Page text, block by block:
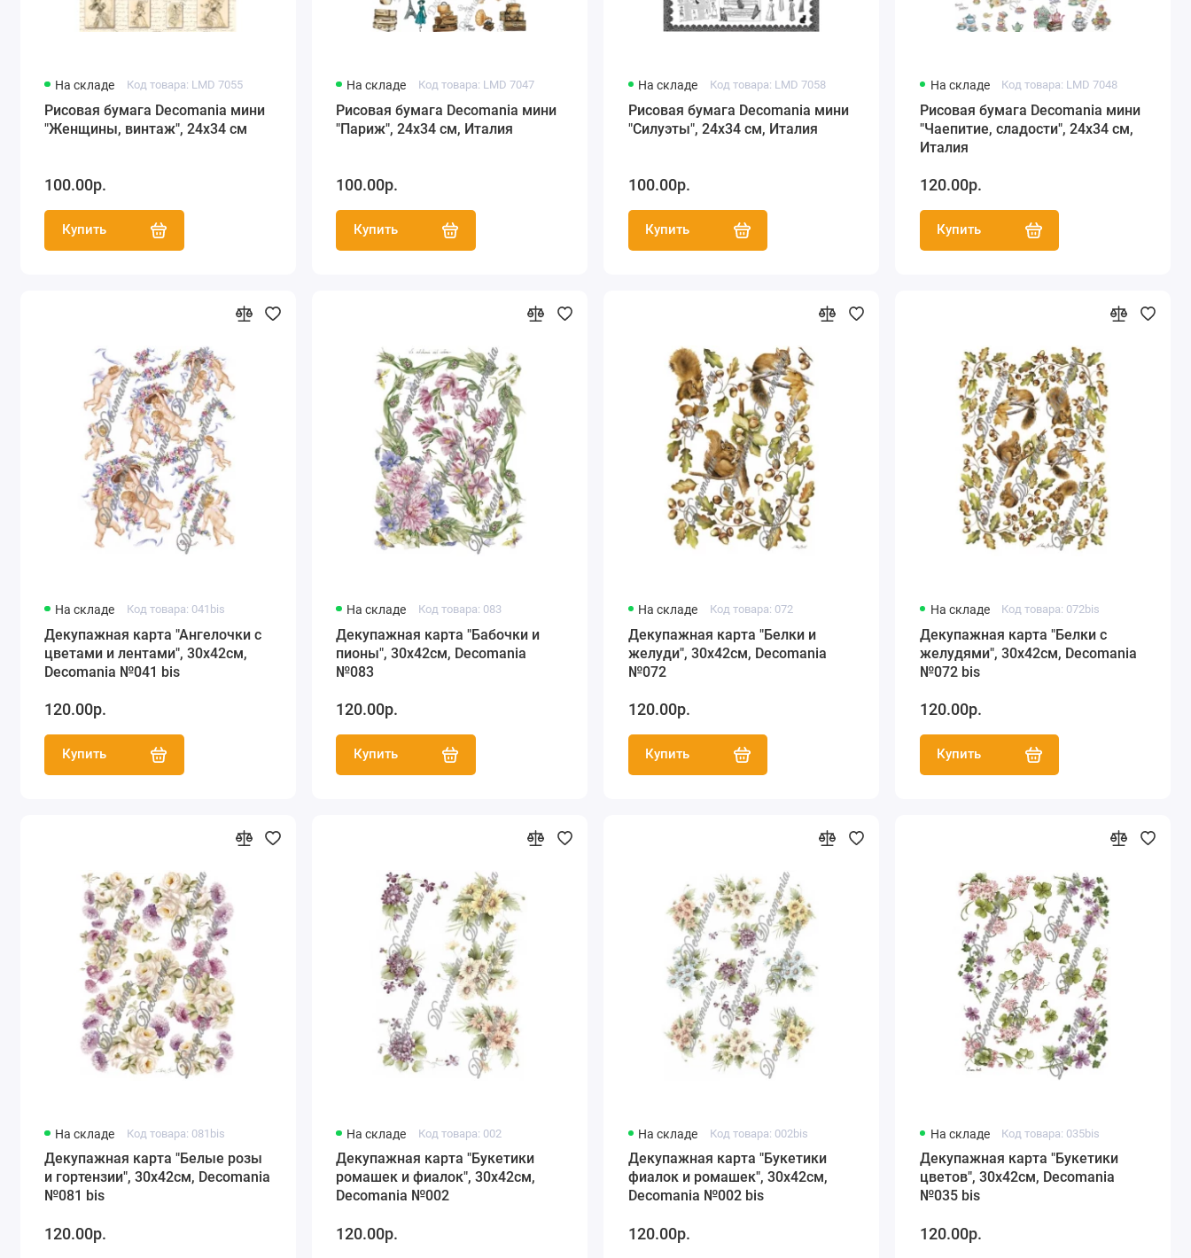
На складе Код товара: LMD 7055
Рисовая бумага Decomania мини
"Женщины, винтаж", 24х34 см
100.00р.
Купить
На складе Код товара: LMD 7047
Рисовая бумага Decomania мини
"Париж", 24х34 см, Италия
100.00р.
Купить
На складе Код товара: LMD 7058
Рисовая бумага Decomania мини
"Силуэты", 24х34 см, Италия
100.00р.
Купить
На складе Код товара: LMD 7048
Рисовая бумага Decomania мини
"Чаепитие, сладости", 24х34 см,
Италия
120.00р.
Купить
На складе Код товара: 041bis
Декупажная карта "Ангелочки с
цветами и лентами", 30х42см,
Decomania №041 bis
120.00р.
Купить
На складе Код товара: 083
Декупажная карта "Бабочки и
пионы", 30х42см, Decomania
№083
120.00р.
Купить
На складе Код товара: 072
Декупажная карта "Белки и
желуди", 30х42см, Decomania
№072
120.00р.
Купить
На складе Код товара: 072bis
Декупажная карта "Белки с
желудями", 30х42см, Decomania
№072 bis
120.00р.
Купить
На складе Код товара: 081bis
Декупажная карта "Белые розы
и гортензии", 30х42см, Decomania
№081 bis
120.00р.
На складе Код товара: 002
Декупажная карта "Букетики
ромашек и фиалок", 30х42см,
Decomania №002
120.00р.
На складе Код товара: 002bis
Декупажная карта "Букетики
фиалок и ромашек", 30х42см,
Decomania №002 bis
120.00р.
На складе Код товара: 035bis
Декупажная карта "Букетики
цветов", 30х42см, Decomania
№035 bis
120.00р.